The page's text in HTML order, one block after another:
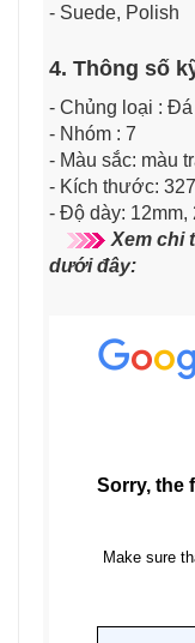
- Suede, Polish
4. Thông số
- Chủng loại :
- Nhóm : 7
- Màu sắc: màu
- Kích thước:
- Độ dày: 12mm,
Xem chi
dưới đây: